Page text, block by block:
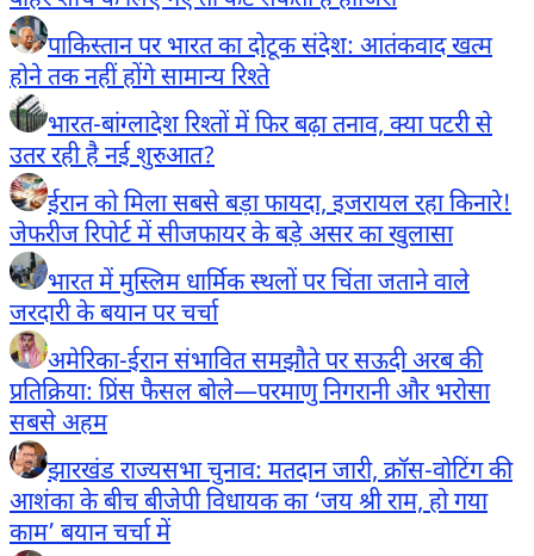
पाकिस्तान पर भारत का दोटूक संदेश: आतंकवाद खत्म
होने तक नहीं होंगे सामान्य रिश्ते
भारत-बांग्लादेश रिश्तों में फिर बढ़ा तनाव, क्या पटरी से
उतर रही है नई शुरुआत?
ईरान को मिला सबसे बड़ा फायदा, इजरायल रहा किनारे!
जेफरीज रिपोर्ट में सीजफायर के बड़े असर का खुलासा
भारत में मुस्लिम धार्मिक स्थलों पर चिंता जताने वाले
जरदारी के बयान पर चर्चा
अमेरिका-ईरान संभावित समझौते पर सऊदी अरब की
प्रतिक्रिया: प्रिंस फैसल बोले—परमाणु निगरानी और भरोसा
सबसे अहम
झारखंड राज्यसभा चुनाव: मतदान जारी, क्रॉस-वोटिंग की
आशंका के बीच बीजेपी विधायक का ‘जय श्री राम, हो गया
काम’ बयान चर्चा में